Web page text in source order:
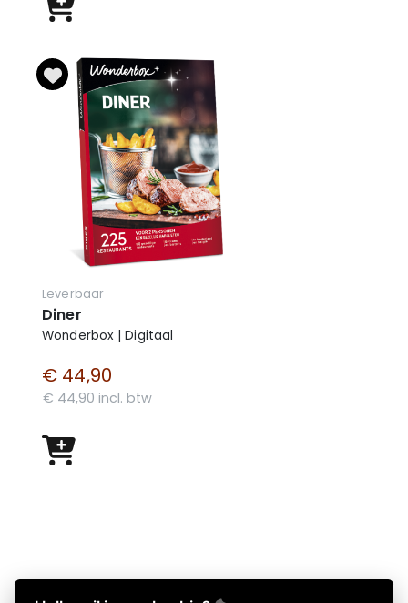
Leverbaar
Diner
Wonderbox | Digitaal
€ 44,90
€ 44,90 incl. btw